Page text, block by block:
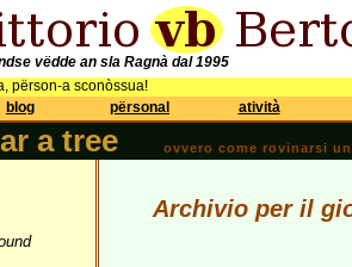
vëdde an sla Ragnà dal 1995
përson-a sconòssua!
blog përsonal atività
a tree ovvero come rovinarsi
Archivio per il